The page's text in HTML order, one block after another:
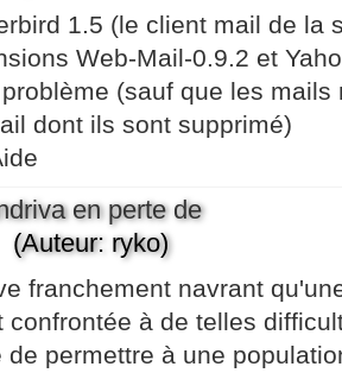
1.5 (le client mail de la
Web-Mail-0.9.2 et
(sauf que les mails
dont ils sont supprimé)
en perte de
ryko)
franchement navrant
confrontée à de telles
de permettre à une